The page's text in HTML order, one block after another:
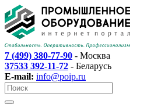
7 (499) 380-77-90 - Москва
37533 392-11-72 - Беларусь
E-mail: info@poip.ru